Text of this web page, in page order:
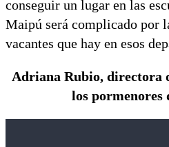
conseguir un lugar en las
Maipú será complicado por
vacantes que hay en esos
Adriana Rubio, directora
los pormenores